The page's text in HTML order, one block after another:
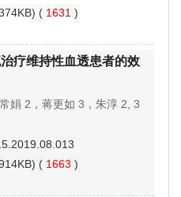
( 1631 )
疗维持性血透患者的效
娟 2，蒋更如 3，朱淳 2, 3
( 1663 )